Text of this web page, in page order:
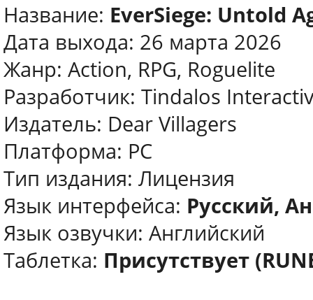
Название: EverSiege: Untold
Дата выхода: 26 марта 2026
Жанр: Action, RPG, Roguelite
Разработчик: Tindalos
Издатель: Dear Villagers
Платформа: PC
Тип издания: Лицензия
Язык интерфейса: Русский,
Язык озвучки: Английский
Таблетка: Присутствует